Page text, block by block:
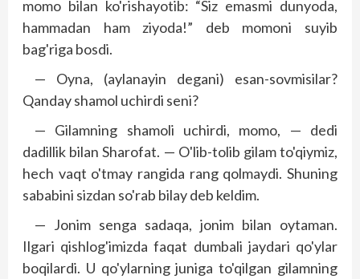
momo bilan ko'rishayotib: “Siz emasmi dunyoda,
hammadan ham ziyoda!” deb momoni suyib
bag'riga bosdi.
— Oyna, (aylanayin degani) esan-sovmisilar?
Qanday shamol uchirdi seni?
— Gilamning shamoli uchirdi, momo, — dedi
dadillik bilan Sharofat. — O'lib-tolib gilam to'qiymiz,
hech vaqt o'tmay rangida rang qolmaydi. Shuning
sababini sizdan so'rab bilay deb keldim.
— Jonim senga sadaqa, jonim bilan oytaman.
Ilgari qishlog'imizda faqat dumbali jaydari qo'ylar
boqilardi. U qo'ylarning juniga to'qilgan gilamning